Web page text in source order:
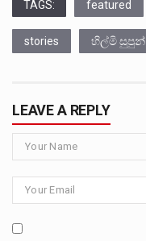
TAGS: featured
stories හිල්මි සුපුන්
LEAVE A REPLY